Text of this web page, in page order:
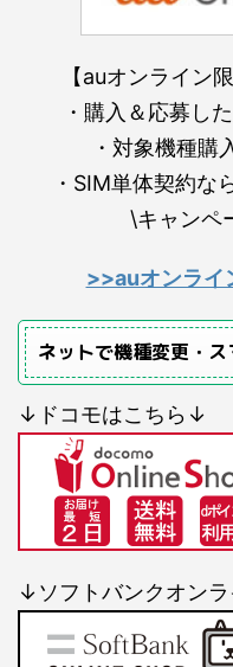
【auオンライン
・購入＆応募し
・対象機種購
・SIM単体契約な
\キャンペ
>>auオンライ
ネットで機種変更・
↓ドコモはこちら↓
↓ソフトバンクオン